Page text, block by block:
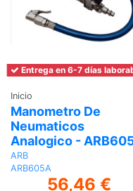
Entrega en 6-7 días
Inicio
Manometro De
Neumaticos
Analogico -
ARB
ARB605A
56,46 €